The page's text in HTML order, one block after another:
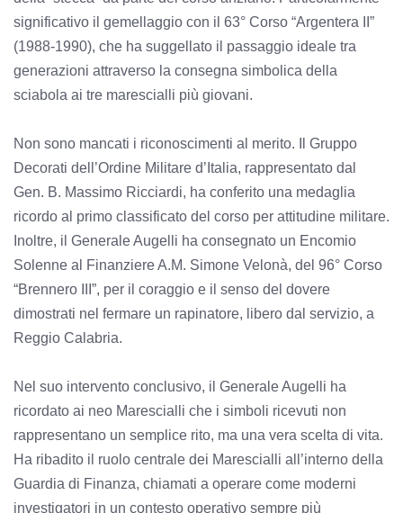
significativo il gemellaggio con il 63° Corso “Argentera II”
(1988-1990), che ha suggellato il passaggio ideale tra
generazioni attraverso la consegna simbolica della
sciabola ai tre marescialli più giovani.
Non sono mancati i riconoscimenti al merito. Il Gruppo
Decorati dell’Ordine Militare d’Italia, rappresentato dal
Gen. B. Massimo Ricciardi, ha conferito una medaglia
ricordo al primo classificato del corso per attitudine militare.
Inoltre, il Generale Augelli ha consegnato un Encomio
Solenne al Finanziere A.M. Simone Velonà, del 96° Corso
“Brennero III”, per il coraggio e il senso del dovere
dimostrati nel fermare un rapinatore, libero dal servizio, a
Reggio Calabria.
Nel suo intervento conclusivo, il Generale Augelli ha
ricordato ai neo Marescialli che i simboli ricevuti non
rappresentano un semplice rito, ma una vera scelta di vita.
Ha ribadito il ruolo centrale dei Marescialli all’interno della
Guardia di Finanza, chiamati a operare come moderni
investigatori in un contesto operativo sempre più